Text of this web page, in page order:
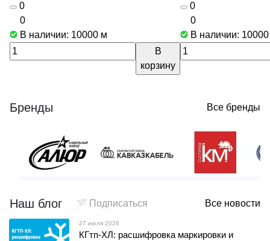
0
0
В наличии: 10000 м
В
корзину
0
0
В наличии:
Бренды Все бренды
Наш блог Подписаться Все новости
27 июля 2026
КГтп-ХЛ: расшифровка маркировки и